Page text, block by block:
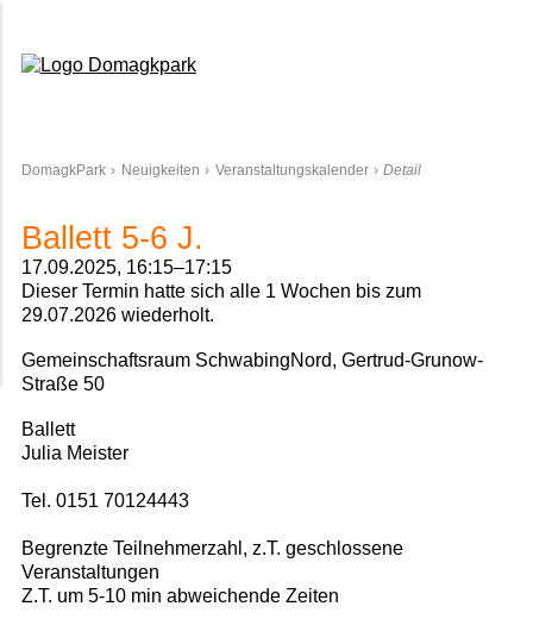
DomagkPark Neuigkeiten Veranstaltungskalender Detail
Ballett 5-6 J.
17.09.2025, 16:15–17:15
Dieser Termin hatte sich alle 1 Wochen bis zum
29.07.2026 wiederholt.
Gemeinschaftsraum SchwabingNord, Gertrud-Grunow-
Straße 50
Ballett
Julia Meister
Tel. 0151 70124443
Begrenzte Teilnehmerzahl, z.T. geschlossene
Veranstaltungen
Z.T. um 5-10 min abweichende Zeiten